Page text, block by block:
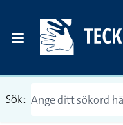
Sök: